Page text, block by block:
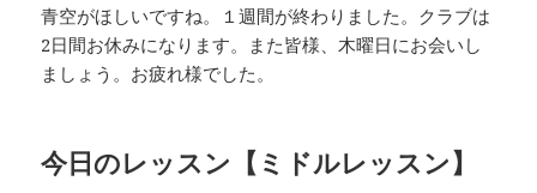
青空がほしいですね。１週間が終わりました。クラブは
2日間お休みになります。また皆様、木曜日にお会いし
ましょう。お疲れ様でした。
今日のレッスン【ミドルレッスン】